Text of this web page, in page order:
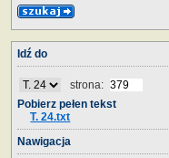
Idź do
strona:
Pobierz pełen tekst
T. 24.txt
Nawigacja